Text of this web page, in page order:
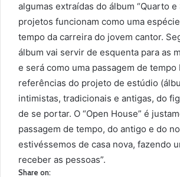
algumas extraídas do álbum “Quarto e
projetos funcionam como uma
tempo da carreira do jovem cantor.
álbum vai servir de esquenta para as
e será como uma passagem de tempo
referências do projeto de estúdio
intimistas, tradicionais e antigas, do
de se portar. O “Open House” é
passagem de tempo, do antigo e do
estivéssemos de casa nova, fazendo
receber as pessoas”.
Share on: